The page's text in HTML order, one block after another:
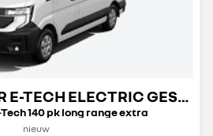
NIEUWE MASTER E-TECH ELECTRIC GESLOTEN TRANSPORT
Tech 140 pk long range extra
nieuw